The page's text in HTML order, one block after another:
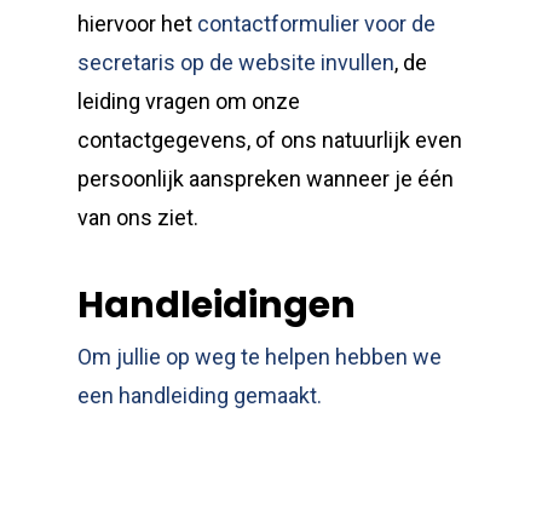
hiervoor het contactformulier voor de
secretaris op de website invullen, de
leiding vragen om onze
contactgegevens, of ons natuurlijk even
persoonlijk aanspreken wanneer je één
van ons ziet.
Handleidingen
Om jullie op weg te helpen hebben we
een handleiding gemaakt.